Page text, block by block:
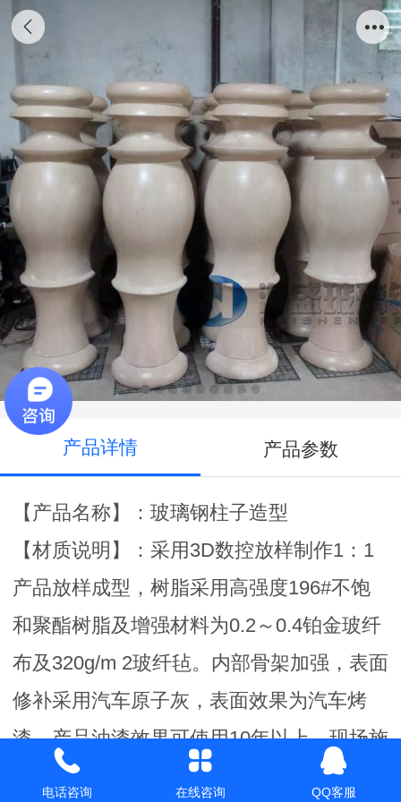
杭州KTV仿大理石柱子工程
产品详情 产品参数
【产品名称】：玻璃钢柱子造型
【材质说明】：采用3D数控放样制作1：1
产品放样成型，树脂采用高强度196#不饱
和聚酯树脂及增强材料为0.2～0.4铂金玻纤
布及320g/m 2玻纤毡。内部骨架加强，表面
修补采用汽车原子灰，表面效果为汽车烤
漆。产品油漆效果可使用10年以上。现场施
工安装。
电话咨询 在线咨询 QQ客服